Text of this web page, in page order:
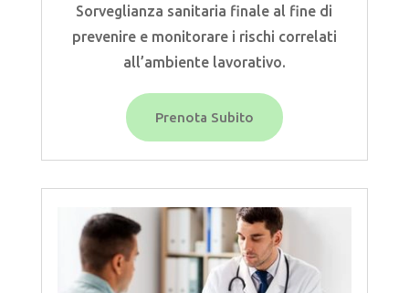
Sorveglianza sanitaria finale al fine di
prevenire e monitorare i rischi correlati
all’ambiente lavorativo.
Prenota Subito